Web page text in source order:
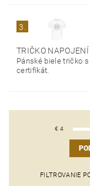
3.
TRIČKO
Pánské biele tričko
certifikát.
€ 4
FILTROVANIE